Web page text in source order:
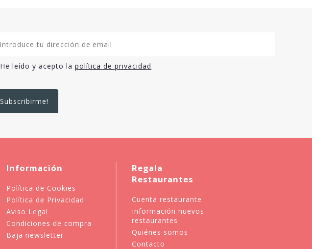
He leído y acepto la política de privacidad
Información
Política de Cookies
Política de Privacidad
Aviso Legal
Condiciones de compra
Baja newsletter
Regala
Restaurantes
Cuenta restaurante
Información nuevos
restaurantes
Quiénes somos
Contacto